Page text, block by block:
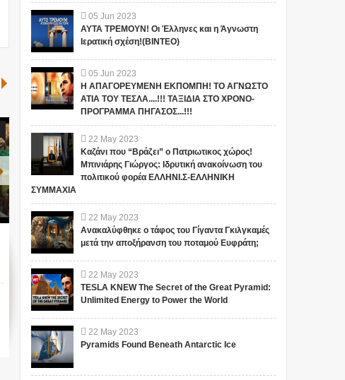
"ΣΧΕΔΙΟ ΛΕΩΝΙΔΑΣ": ΤΙ
ΠΑΤΡΙΔΑ ΜΑΣ... ; ΔΕΝ ΤΑ
ΕΙΠΕ ΤΥΧΑΙΑ ΣΤΙΣ
13/11/2015...
Το iokh.gr δημοσιεύει κάθε
σχόλιο το οποίο είναι σχετικό
με το θέμα. Ωστόσο, αυτό δεν
σημαίνει ότι...
ΑΥΤΑ ΤΡΕΜΟΥΝ! Οι
Το iokh.gr δημοσιεύει κάθε
σημαίνει ότι...
05 Jun 2023
ΑΥΤΑ ΤΡΕΜΟΥΝ! Οι Έλληνες και η Άγνωστη
Ιερατική σχέση!(ΒΙΝΤΕΟ)
05 Jun 2023
Η ΑΠΑΓΟΡΕΥΜΕΝΗ ΕΚΠΟΜΠΗ! ΤΟ ΑΓΝΩΣΤΟ
ΑΤΙΑ ΤΟΥ ΤΕΣΛΑ....!!! ΤΑΞΙΔΙΑ ΣΤΟ ΧΡΟΝΟ-
ΠΡΟΓΡΑΜΜΑ ΠΗΓΑΣΟΣ...!!!
22 May 2023
Καζάνι που “Βράζει” ο Πατριωτικος χώρος!
Μπινιάρης Γιώργος: Ιδρυτική ανακοίνωση του
πολιτικού φορέα ΕΛΛΗΝΙ.Σ-ΕΛΛΗΝΙΚΗ
ΣΥΜΜΑΧΙΑ
22 May 2023
Ανακαλύφθηκε ο τάφος του Γίγαντα Γκιλγκαμές
μετά την αποξήρανση του ποταμού Ευφράτη;
22 May 2023
TESLA KNEW The Secret of the Great Pyramid:
Unlimited Energy to Power the World
22 May 2023
Pyramids Found Beneath Antarctic Ice